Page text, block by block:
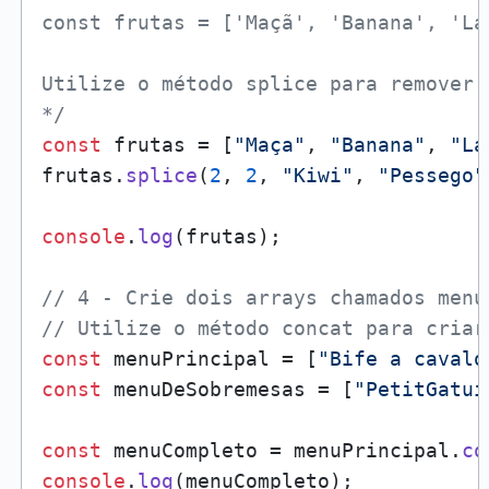
const frutas = ['Maçã', 'Banana',
Utilize o método splice para
*/
const frutas = [ "Maça" , "Banana" ,
frutas. splice(2 , 2 , "Kiwi" , "Pessego"
console . log(frutas);
// 4 - Crie dois arrays chamados
// Utilize o método concat para criar
const menuPrincipal = [ "Bife a
const menuDeSobremesas = [
const menuCompleto = menuPrincipal.
console . log